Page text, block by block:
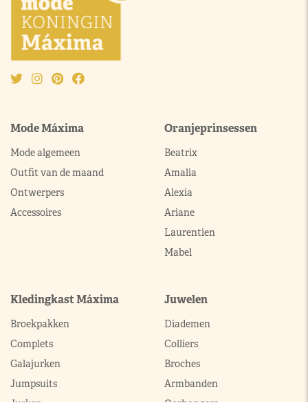
Mode Máxima
Mode algemeen
Outfit van de maand
Ontwerpers
Accessoires
Oranjeprinsessen
Beatrix
Amalia
Alexia
Ariane
Laurentien
Mabel
Kledingkast Máxima
Broekpakken
Complets
Galajurken
Jumpsuits
Jurken
Juwelen
Diademen
Colliers
Broches
Armbanden
Oorhangers